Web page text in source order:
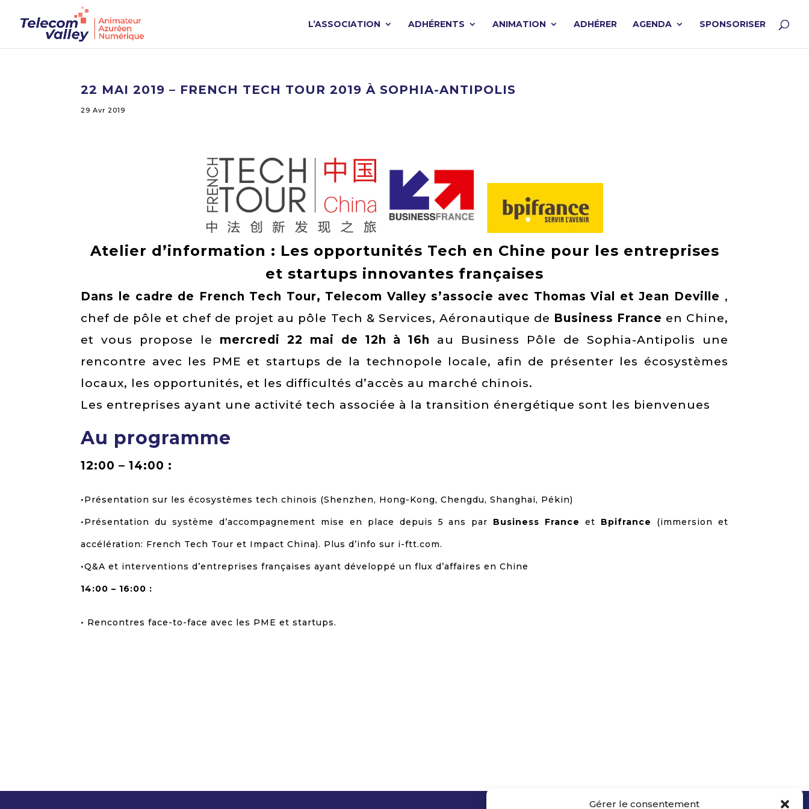
Gérer le consentement
L’ASSOCIATION ADHÉRENTS ANIMATION ADHÉRER AGENDA SPONSORISER
22 MAI 2019 – FRENCH TECH TOUR 2019 À SOPHIA-ANTIPOLIS
29 Avr 2019
Atelier d’information : Les opportunités Tech en Chine pour les entreprises
et startups innovantes françaises
Dans le cadre de French Tech Tour, Telecom Valley s’associe avec Thomas Vial et Jean Deville ,
chef de pôle et chef de projet au pôle Tech & Services, Aéronautique de Business France en Chine,
et vous propose le mercredi 22 mai de 12h à 16h au Business Pôle de Sophia-Antipolis une
rencontre avec les PME et startups de la technopole locale, afin de présenter les écosystèmes
locaux, les opportunités, et les difficultés d’accès au marché chinois.
Les entreprises ayant une activité tech associée à la transition énergétique sont les bienvenues
Au programme
12:00 – 14:00 :
•Présentation sur les écosystèmes tech chinois (Shenzhen, Hong-Kong, Chengdu, Shanghai, Pékin)
•Présentation du système d’accompagnement mise en place depuis 5 ans par Business France et Bpifrance (immersion et
accélération: French Tech Tour et Impact China). Plus d’info sur i-ftt.com.
•Q&A et interventions d’entreprises françaises ayant développé un flux d’affaires en Chine
14:00 – 16:00 :
• Rencontres face-to-face avec les PME et startups.